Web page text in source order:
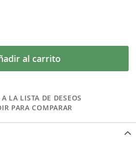
al carrito
LA LISTA DE DESEOS
PARA COMPARAR